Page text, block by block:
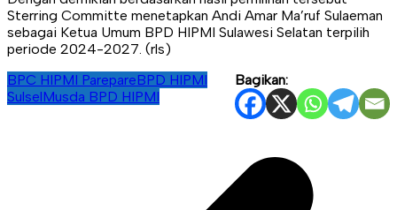
Sterring Committe menetapkan Andi Amar Ma’ruf Sulaeman
sebagai Ketua Umum BPD HIPMI Sulawesi Selatan terpilih
periode 2024-2027. (rls)
Bagikan:
BPC HIPMI ParepareBPD HIPMI
SulselMusda BPD HIPMI